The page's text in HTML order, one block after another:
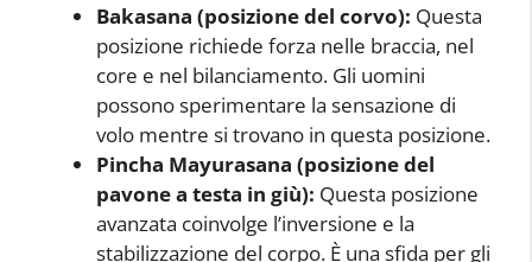
Bakasana (posizione del corvo): Questa
posizione richiede forza nelle braccia, nel
core e nel bilanciamento. Gli uomini
possono sperimentare la sensazione di
volo mentre si trovano in questa posizione.
Pincha Mayurasana (posizione del
pavone a testa in giù): Questa posizione
avanzata coinvolge l’inversione e la
stabilizzazione del corpo. È una sfida per gli